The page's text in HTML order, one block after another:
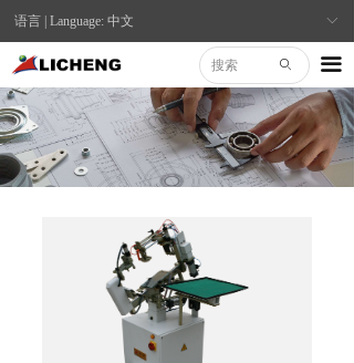
끀
ꀅ
语言 | Language: 中文
ꄙ